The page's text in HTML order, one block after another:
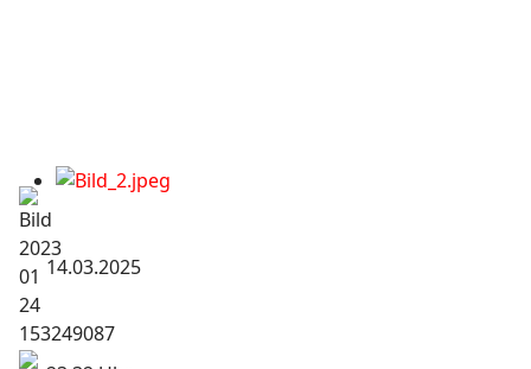
14.03.2025